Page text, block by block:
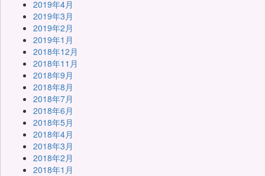
2019年4月
2019年3月
2019年2月
2019年1月
2018年12月
2018年11月
2018年9月
2018年8月
2018年7月
2018年6月
2018年5月
2018年4月
2018年3月
2018年2月
2018年1月